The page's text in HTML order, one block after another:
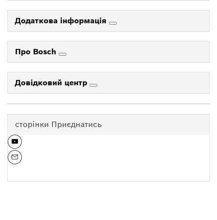
Додаткова інформація
Про Bosch
Довідковий центр
сторінки Приєднатись